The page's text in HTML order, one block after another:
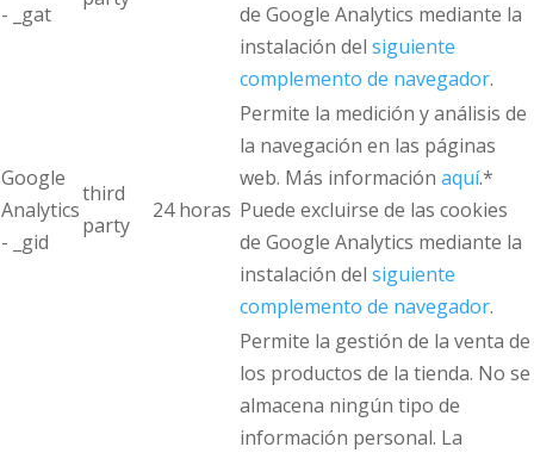
- _gat
de Google Analytics mediante la
instalación del siguiente
complemento de navegador.
Google
Analytics
- _gid
third
party
24 horas
Permite la medición y análisis de
la navegación en las páginas
web. Más información aquí.*
Puede excluirse de las cookies
de Google Analytics mediante la
instalación del siguiente
complemento de navegador.
Permite la gestión de la venta de
los productos de la tienda. No se
almacena ningún tipo de
información personal. La